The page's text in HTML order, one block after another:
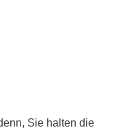
Sie halten die